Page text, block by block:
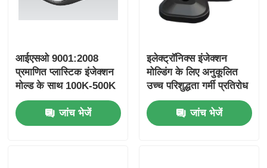
आईएसओ 9001:2008
प्रमाणित प्लास्टिक इंजेक्शन
मोल्ड के साथ 100K-500K
शॉट मोल्ड जीवन और ±
0.05 मिमी आकार सहिष्णुता
जांच भेजें
इलेक्ट्रॉनिक्स इंजेक्शन
मोल्डिंग के लिए अनुकूलित
उच्च परिशुद्धता गर्मी प्रतिरोध
प्लास्टिक मोल्ड
जांच भेजें